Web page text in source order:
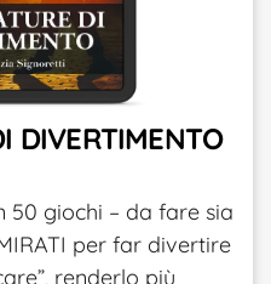
DIVERTIMENTO
giochi – da fare sia
per far divertire
renderlo più